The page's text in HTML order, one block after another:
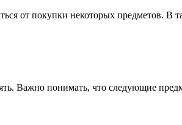
от покупки некоторых предметов. В
Важно понимать, что следующие